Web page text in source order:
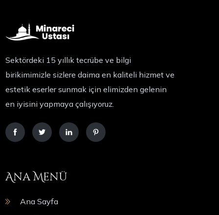
Sektördeki 15 yıllık tecrübe ve bilgi
birikimimizle sizlere daima en kaliteli hizmet ve
estetik eserler sunmak için elimizden gelenin
en iyisini yapmaya çalışıyoruz.
Ana Menü
Ana Sayfa